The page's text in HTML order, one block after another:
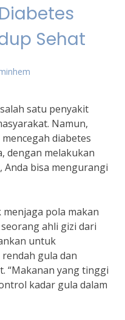
Sehat
satu penyakit
Namun,
diabetes
dengan melakukan
Anda bisa mengurangi
pola makan
ahli gizi dari
untuk
gula dan
“Makanan yang tinggi
kadar gula dalam